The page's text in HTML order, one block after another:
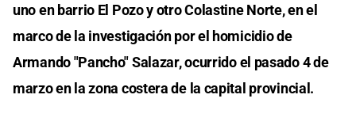
uno en barrio El Pozo y otro Colastine Norte, en el
marco de la investigación por el homicidio de
Armando "Pancho" Salazar, ocurrido el pasado 4 de
marzo en la zona costera de la capital provincial.